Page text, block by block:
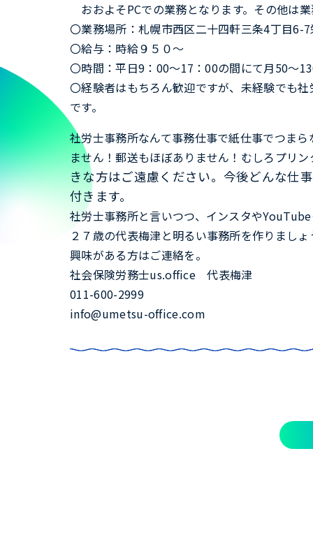
おおよそPCでの業務となります。その他は
〇業務場所：札幌市西区二十四軒三条4丁目6-
〇給与：時給９５０～
〇時間：平日9：00～17：00の間にて月50～
〇経験者はもちろん歓迎ですが、未経験でも
です。
社労士事務所なんて事務仕事で紙仕事でつま
ません！郵送もほぼありません！むしろプリ
きな方はご遠慮ください。 今後どんな仕
付きます。
社労士事務所と言いつつ、インスタや
２７歳の代表梅津と明るい事務所を作りましょ
興味がある方はご連絡を。
社会保険労務士us.office 代表梅津
011-600-2999
info@umetsu-office.com